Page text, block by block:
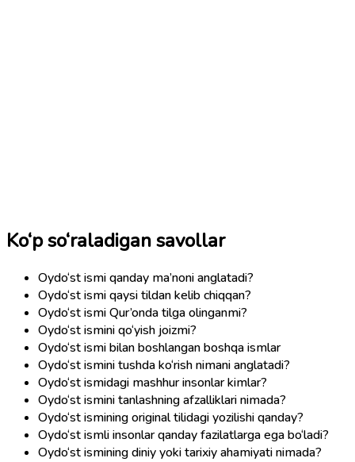
Ko‘p so‘raladigan savollar
Oydo‘st ismi qanday ma’noni anglatadi?
Oydo‘st ismi qaysi tildan kelib chiqqan?
Oydo‘st ismi Qur’onda tilga olinganmi?
Oydo‘st ismini qo‘yish joizmi?
Oydo‘st ismi bilan boshlangan boshqa ismlar
Oydo‘st ismini tushda ko‘rish nimani anglatadi?
Oydo‘st ismidagi mashhur insonlar kimlar?
Oydo‘st ismini tanlashning afzalliklari nimada?
Oydo‘st ismining original tilidagi yozilishi qanday?
Oydo‘st ismli insonlar qanday fazilatlarga ega bo‘ladi?
Oydo‘st ismining diniy yoki tarixiy ahamiyati nimada?